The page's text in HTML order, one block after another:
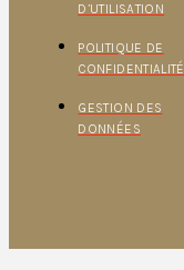
D’UTILISATION
POLITIQUE DE
CONFIDENTIALITÉ
GESTION DES
DONNÉES